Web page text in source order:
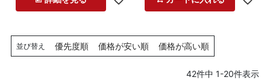
並び替え 優先度順 価格が安い順 価格が高い順
42件中 1-20件表示